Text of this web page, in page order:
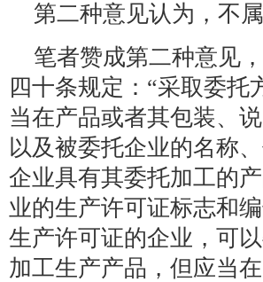
第二种意见认为，不
笔者赞成第二种意见
四十条规定：“采取委
当在产品或者其包装、
以及被委托企业的名称
企业具有其委托加工的
业的生产许可证标志和
生产许可证的企业，可
加工生产产品，但应当